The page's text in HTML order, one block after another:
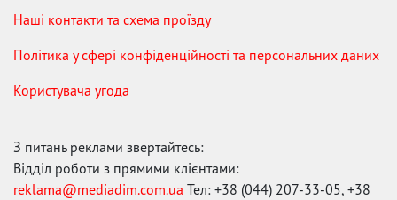
Наші контакти та схема проїзду
Політика у сфері конфіденційності та персональних даних
Користувача угода
З питань реклами звертайтесь:
Відділ роботи з прямими клієнтами:
reklama@mediadim.com.ua Тел: +38 (044) 207-33-05, +38